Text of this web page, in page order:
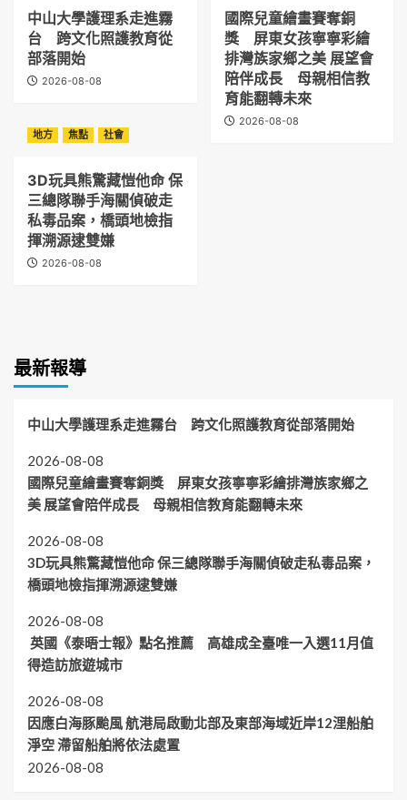
中山大學護理系走進霧
台 跨文化照護教育從
部落開始
2026-08-08
國際兒童繪畫賽奪銅
獎 屏東女孩寧寧彩繪
排灣族家鄉之美 展望會
陪伴成長 母親相信教
育能翻轉未來
2026-08-08
地方
焦點 社會
3D玩具熊驚藏愷他命 保
三總隊聯手海關偵破走
私毒品案，橋頭地檢指
揮溯源逮雙嫌
2026-08-08
最新報導
中山大學護理系走進霧台 跨文化照護教育從部落開始
2026-08-08
國際兒童繪畫賽奪銅獎 屏東女孩寧寧彩繪排灣族家鄉之
美 展望會陪伴成長 母親相信教育能翻轉未來
2026-08-08
3D玩具熊驚藏愷他命 保三總隊聯手海關偵破走私毒品案，
橋頭地檢指揮溯源逮雙嫌
2026-08-08
英國《泰晤士報》點名推薦 高雄成全臺唯一入選11月值
得造訪旅遊城市
2026-08-08
因應白海豚颱風 航港局啟動北部及東部海域近岸12浬船舶
淨空 滯留船舶將依法處置
2026-08-08